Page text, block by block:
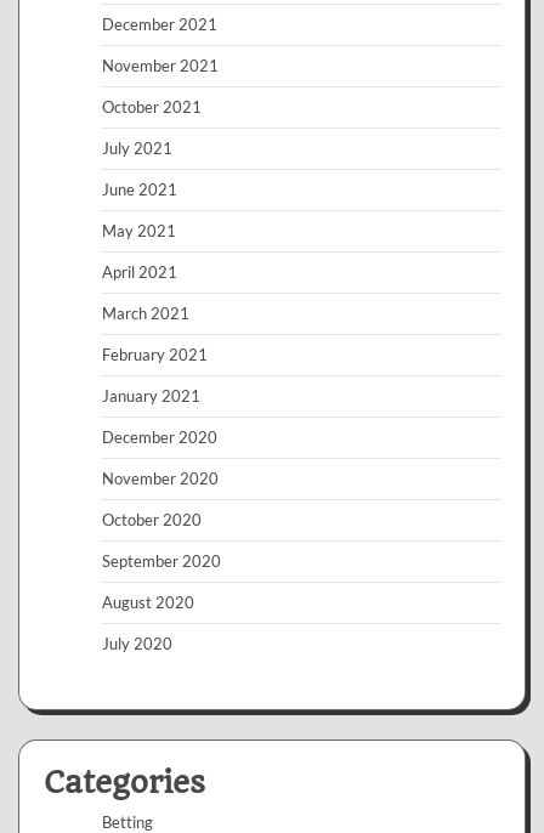
December 2021
November 2021
October 2021
July 2021
June 2021
May 2021
April 2021
March 2021
February 2021
January 2021
December 2020
November 2020
October 2020
September 2020
August 2020
July 2020
Categories
Betting